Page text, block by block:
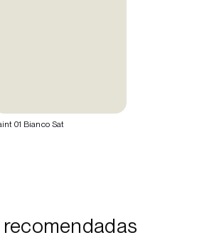
01 Bianco Sat